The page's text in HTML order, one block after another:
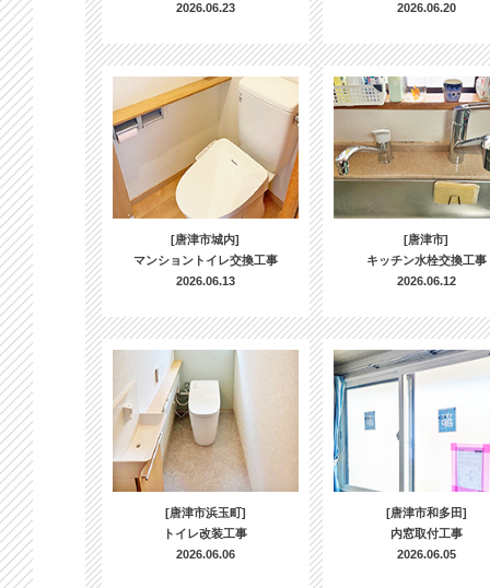
2026.06.23
2026.06.20
[唐津市城内]
マンショントイレ交換工事
2026.06.13
[唐津市]
キッチン水栓交換工事
2026.06.12
[唐津市浜玉町]
トイレ改装工事
2026.06.06
[唐津市和多田]
内窓取付工事
2026.06.05